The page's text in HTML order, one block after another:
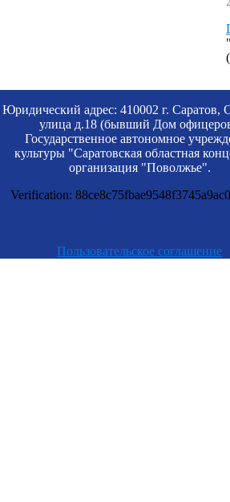
Юридический адрес: 410002 г. Саратов,
улица д.18 (бывший Дом
Государственное автономное
культуры "Саратовская областная
организация "Поволжье".
Verification:
Пользовательское соглашение